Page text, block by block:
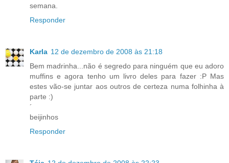
semana.
Responder
Karla 12 de dezembro de 2008 às 21:18
Bem madrinha...não é segredo para ninguém que eu adoro
muffins e agora tenho um livro deles para fazer :P Mas
estes vão-se juntar aos outros de certeza numa folhinha à
parte :)
´
beijinhos
Responder